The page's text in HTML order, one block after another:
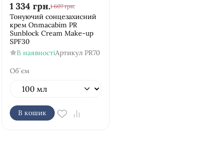
1 334 грн.1 607 грн.
Тонуючий сонцезахисний
крем Onmacabim PR
Sunblock Cream Make-up
SPF30
В наявностіАртикул PR70
Об`єм
В кошик